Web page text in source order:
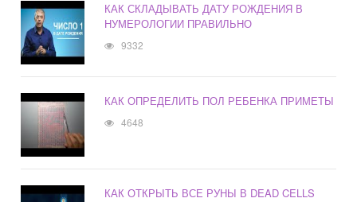
КАК СКЛАДЫВАТЬ ДАТУ РОЖДЕНИЯ В
НУМЕРОЛОГИИ ПРАВИЛЬНО
9332
КАК ОПРЕДЕЛИТЬ ПОЛ РЕБЕНКА ПРИМЕТЫ
4648
КАК ОТКРЫТЬ ВСЕ РУНЫ В DEAD CELLS